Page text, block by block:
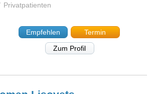
Privatpatienten
Empfehlen
Termin
Zum Profil